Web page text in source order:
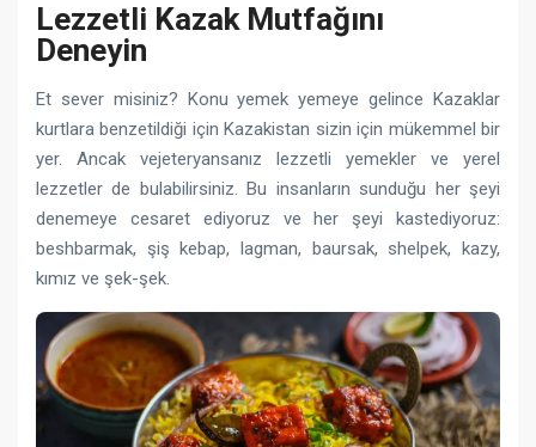
Lezzetli Kazak Mutfağını
Deneyin
Et sever misiniz? Konu yemek yemeye gelince Kazaklar
kurtlara benzetildiği için Kazakistan sizin için mükemmel bir
yer. Ancak vejeteryansanız lezzetli yemekler ve yerel
lezzetler de bulabilirsiniz. Bu insanların sunduğu her şeyi
denemeye cesaret ediyoruz ve her şeyi kastediyoruz:
beshbarmak, şiş kebap, lagman, baursak, shelpek, kazy,
kımız ve şek-şek.